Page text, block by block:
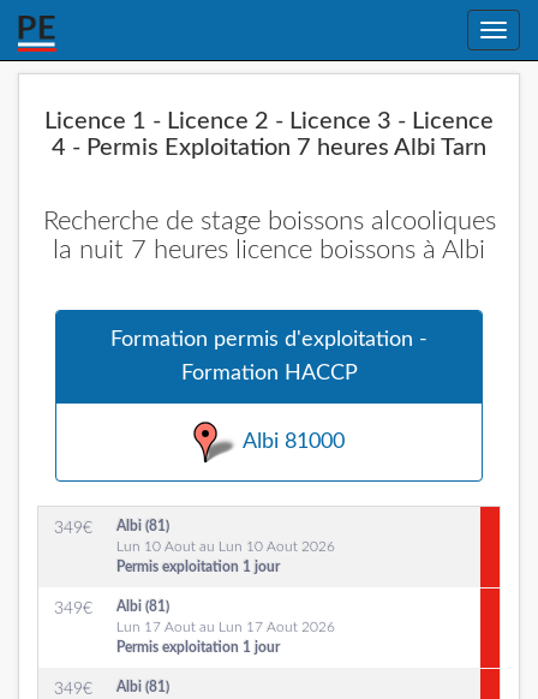
Toggle
Licence 1 - Licence 2 - Licence 3 - Licence
4 - Permis Exploitation 7 heures Albi Tarn
Recherche de stage boissons alcooliques
la nuit 7 heures licence boissons à Albi
Formation permis d'exploitation -
Formation HACCP
Albi 81000
349€
Albi (81)
Lun 10 Aout au Lun 10 Aout 2026
Permis exploitation 1 jour
349€
Albi (81)
Lun 17 Aout au Lun 17 Aout 2026
Permis exploitation 1 jour
349€
Albi (81)